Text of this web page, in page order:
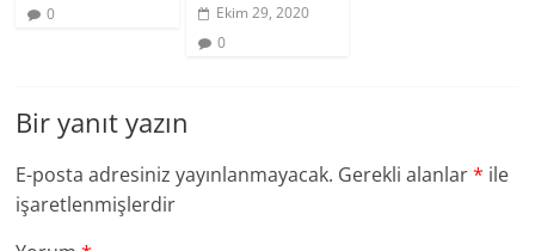
0
Ekim 29, 2020
0
Bir yanıt yazın
E-posta adresiniz yayınlanmayacak. Gerekli alanlar* ile
işaretlenmişlerdir